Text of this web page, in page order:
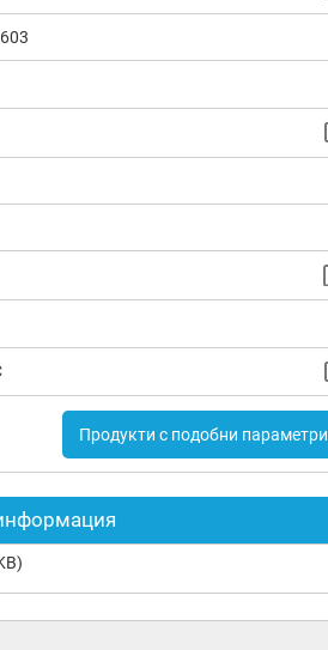
Продукти с подобни параметри